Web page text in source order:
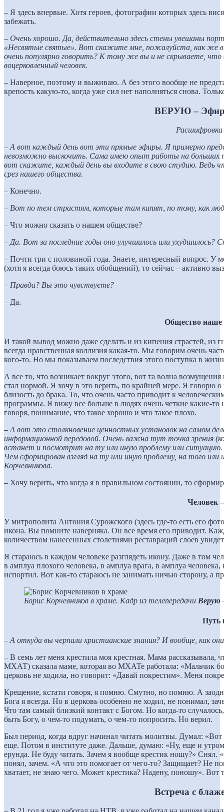
– Я здесь впервые. Хотя героев, фотографии которых здесь
забежать.
– Очень хорошо. Да, действительно здесь стены увешаны
«Несвятые святые». Вот скажите мне, пожалуйста, как же
очень популярно говорить? К тому же вы и не скрываете,
воцерковленный человек.
– Наверное, поэтому и выживаю. А без этого вообще не
крепость какую-то, когда уже сил нет наполняться снова.
ВЕРУЮ –
Расшифровка
– А вот каждый день вот эти прямые эфиры. Я примерно
невозможно выскочить. Сама имею опыт работы на больших
вот скажите, каждый день вы входите в свою студию. Ведь
срез нашего общества.
– Конечно.
– Вот по тем страстям, которые там кипят, по тому, как
– Что можно сказать о нашем обществе?
– Да. Вот за последние годы оно улучшилось или ухудшилось?
– Почти три с половиной года. Знаете, интересный вопрос. У
(хотя я всегда боюсь таких обобщений), то сейчас – активно
– Правда? Вы это чувствуете?
– Да.
Общество наше
И такой вывод можно даже сделать и из кипения страстей, из
всегда нравственная коллизия какая-то. Мы говорим очень
кого-то. Но мы показываем последствия этого поступка в
А все то, что возникает вокруг этого, вот та волна
стал нормой. Я хочу в это верить, по крайней мере. Я говорю
близость до брака. То, что очень часто приводит к
программы. Я вижу все больше в людях очень четкие какие-
говоря, понимание, что такое хорошо и что такое плохо.
– А вот это столкновение ценностных установок на самом
информационной передовой. Очень важна тут точка зрения
встанет и посмотрит на ту или иную проблему или
Чем сформирован взгляд на ту или иную проблему, на того или
Корчевникова.
– Хочу верить, что когда я в правильном состоянии, то
Человек
У митрополита Антония Сурожского (здесь где-то есть его
икона. Вы помните наверняка. Он все время его приводит.
количеством нанесенных столетиями реставраций слоев
Я стараюсь в каждом человеке разглядеть икону. Даже в том
в амплуа плохого человека, в амплуа врага, в амплуа
испортил. Вот как-то стараюсь не занимать ничью сторону, а
Борис Корчевников в храме. Кадр из телепередачи Верую
Путь
– А откуда вы черпали христианские знания? И вообще, как
– В семь лет меня крестила моя крестная. Мама рассказывала,
МХАТ) сказала маме, которая во МХАТе работала: «Мальчик
церковь не ходила, но говорит: «Давай покрестим». Меня
Крещение, кстати говоря, я помню. Смутно, но помню. А
Бога я всегда. Но в церковь особенно не ходил, не понимал,
Что там самый близкий контакт с Богом. Но когда-то
быть Богу, о чем-то подумать, о чем-то попросить. Но верил.
Был период, когда вдруг начинал читать молитвы. Думал:
еще. Потом в институте даже. Дальше, думаю: «Ну, еще и
ерунда. Не буду читать. Зачем я вообще крестик ношу?»
понял, зачем. «А что это помогает от чего-то? Защищает?
хватает, не знаю чего. Может крестика? Надену, поношу». Вот
Встреча с